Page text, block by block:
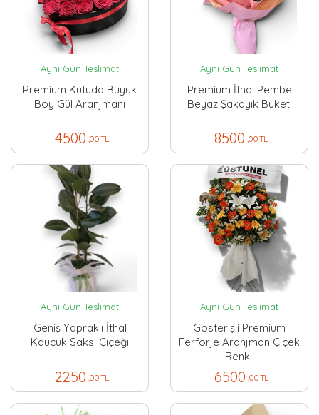
Aynı Gün Teslimat
Premium Kutuda Büyük
Boy Gül Aranjmanı
4500 ,00 TL
Aynı Gün Teslimat
Premium İthal Pembe
Beyaz Şakayık Buketi
8500 ,00 TL
Aynı Gün Teslimat
Geniş Yapraklı İthal
Kauçuk Saksı Çiçeği
2250 ,00 TL
Aynı Gün Teslimat
Gösterişli Premium
Ferforje Aranjman Çiçek
Renkli
6500 ,00 TL